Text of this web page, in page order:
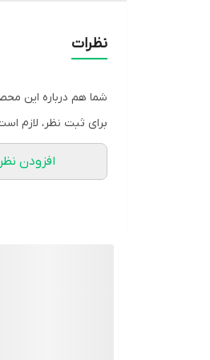
❣رنگ بندی : مشکی
❣سایز ها : فری تا44
❤️قد75
❤️دور سینه 110 در حالت جلو باز
نظرات
شما هم درباره این
برای ثبت نظر، لازم
افزودن نظر